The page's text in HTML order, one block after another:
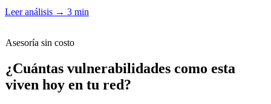
Leer análisis → 3 min
Asesoría sin costo
¿Cuántas vulnerabilidades como esta
viven hoy en tu red?